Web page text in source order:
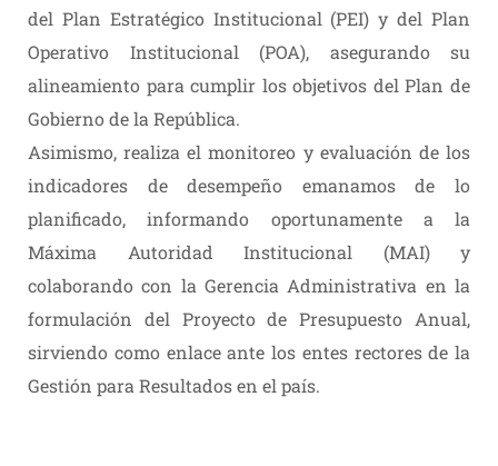
del Plan Estratégico Institucional (PEI) y del Plan
Operativo Institucional (POA), asegurando su
alineamiento para cumplir los objetivos del Plan de
Gobierno de la República.
Asimismo, realiza el monitoreo y evaluación de los
indicadores de desempeño emanamos de lo
planificado, informando oportunamente a la
Máxima Autoridad Institucional (MAI) y
colaborando con la Gerencia Administrativa en la
formulación del Proyecto de Presupuesto Anual,
sirviendo como enlace ante los entes rectores de la
Gestión para Resultados en el país.